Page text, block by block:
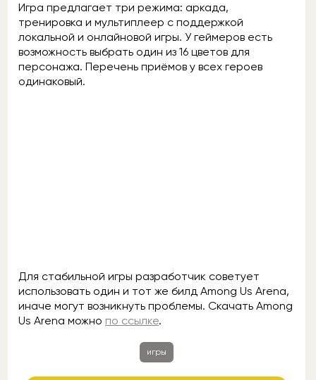
Игра предлагает три режима: аркада,
тренировка и мультиплеер с поддержкой
локальной и онлайновой игры. У геймеров есть
возможность выбрать один из 16 цветов для
персонажа. Перечень приёмов у всех героев
одинаковый.
Для стабильной игры разработчик советует
использовать один и тот же билд Among Us Arena,
иначе могут возникнуть проблемы. Скачать Among
Us Arena можно по ссылке.
игры